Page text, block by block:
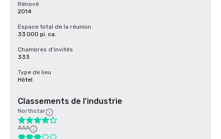
Rénové
2014
Espace total de la réunion
33 000 pi. ca.
Chambres d'invités
333
Type de lieu
Hôtel
Classements de l'industrie
Northstar
AAA